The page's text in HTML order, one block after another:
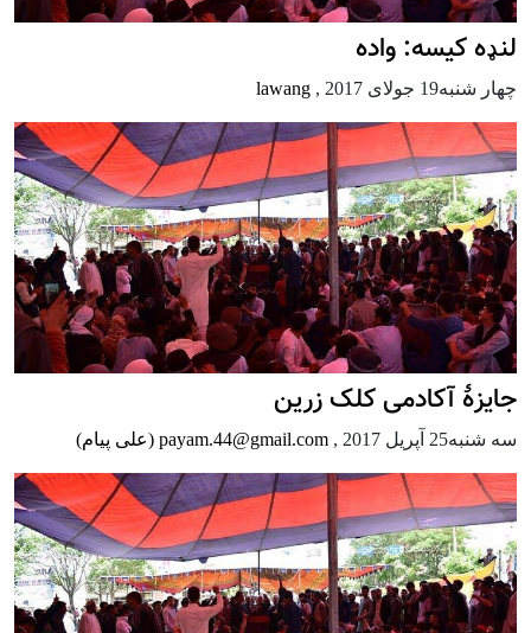
لنډه کیسه: واده
چهار شنبه19 جولای 2017 ,
lawang
جایزۀ آکادمی کلک زرین
سه شنبه25 آپریل 2017 , payam.44@gmail.com (علی پیام)